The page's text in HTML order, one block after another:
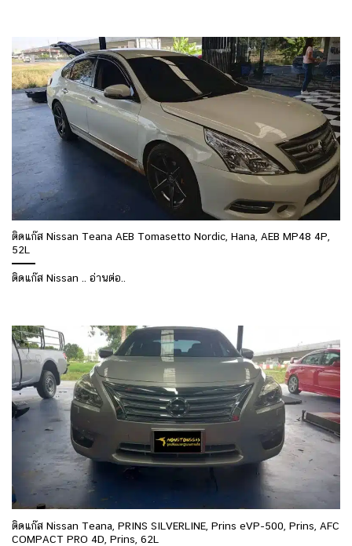
ติดแก๊ส Nissan Teana AEB Tomasetto Nordic, Hana, AEB MP48 4P,
52L
ติดแก๊ส Nissan .. อ่านต่อ..
ติดแก๊ส Nissan Teana, PRINS SILVERLINE, Prins eVP-500, Prins, AFC
COMPACT PRO 4D, Prins, 62L